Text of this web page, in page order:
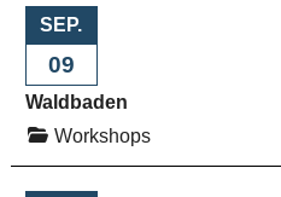
SEP.
09
Waldbaden
Workshops